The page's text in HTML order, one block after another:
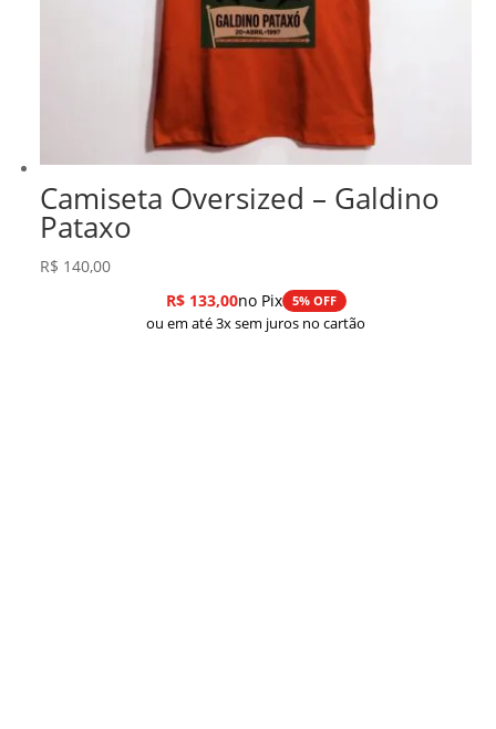
Camiseta Oversized – Galdino
Pataxo
R$ 140,00
R$133,00no Pix 5% OFF
ou em até 3x sem juros no cartão